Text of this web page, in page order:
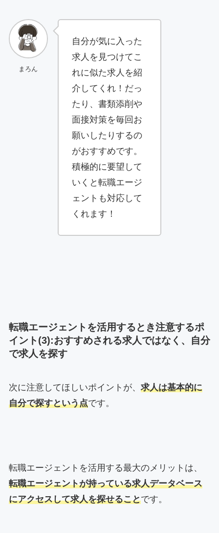
まろん
自分が気に入った
求人を見つけてこ
れに似た求人を紹
介してくれ！だっ
たり、書類添削や
面接対策を毎回お
願いしたりするの
がおすすめです。
積極的に要望して
いくと転職エージ
ェントも対応して
くれます！
転職エージェントを活用するとき注意するポ
イント(3):おすすめされる求人ではなく、自分
で求人を探す
次に注意してほしいポイントが、 求人は基本的に
自分で探すという点です。
転職エージェントを活用する最大のメリットは、
転職エージェントが持っている求人データベース
にアクセスして求人を探せることです。